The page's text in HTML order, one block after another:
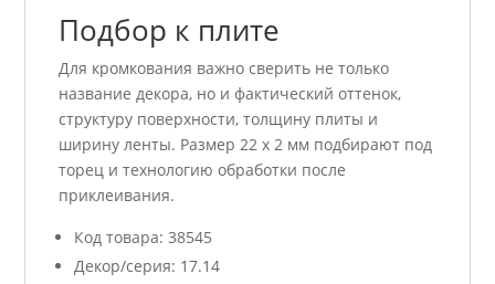
Подбор к плите
Для кромкования важно сверить не только
название декора, но и фактический оттенок,
структуру поверхности, толщину плиты и
ширину ленты. Размер 22 x 2 мм подбирают под
торец и технологию обработки после
приклеивания.
Код товара: 38545
Декор/серия: 17.14